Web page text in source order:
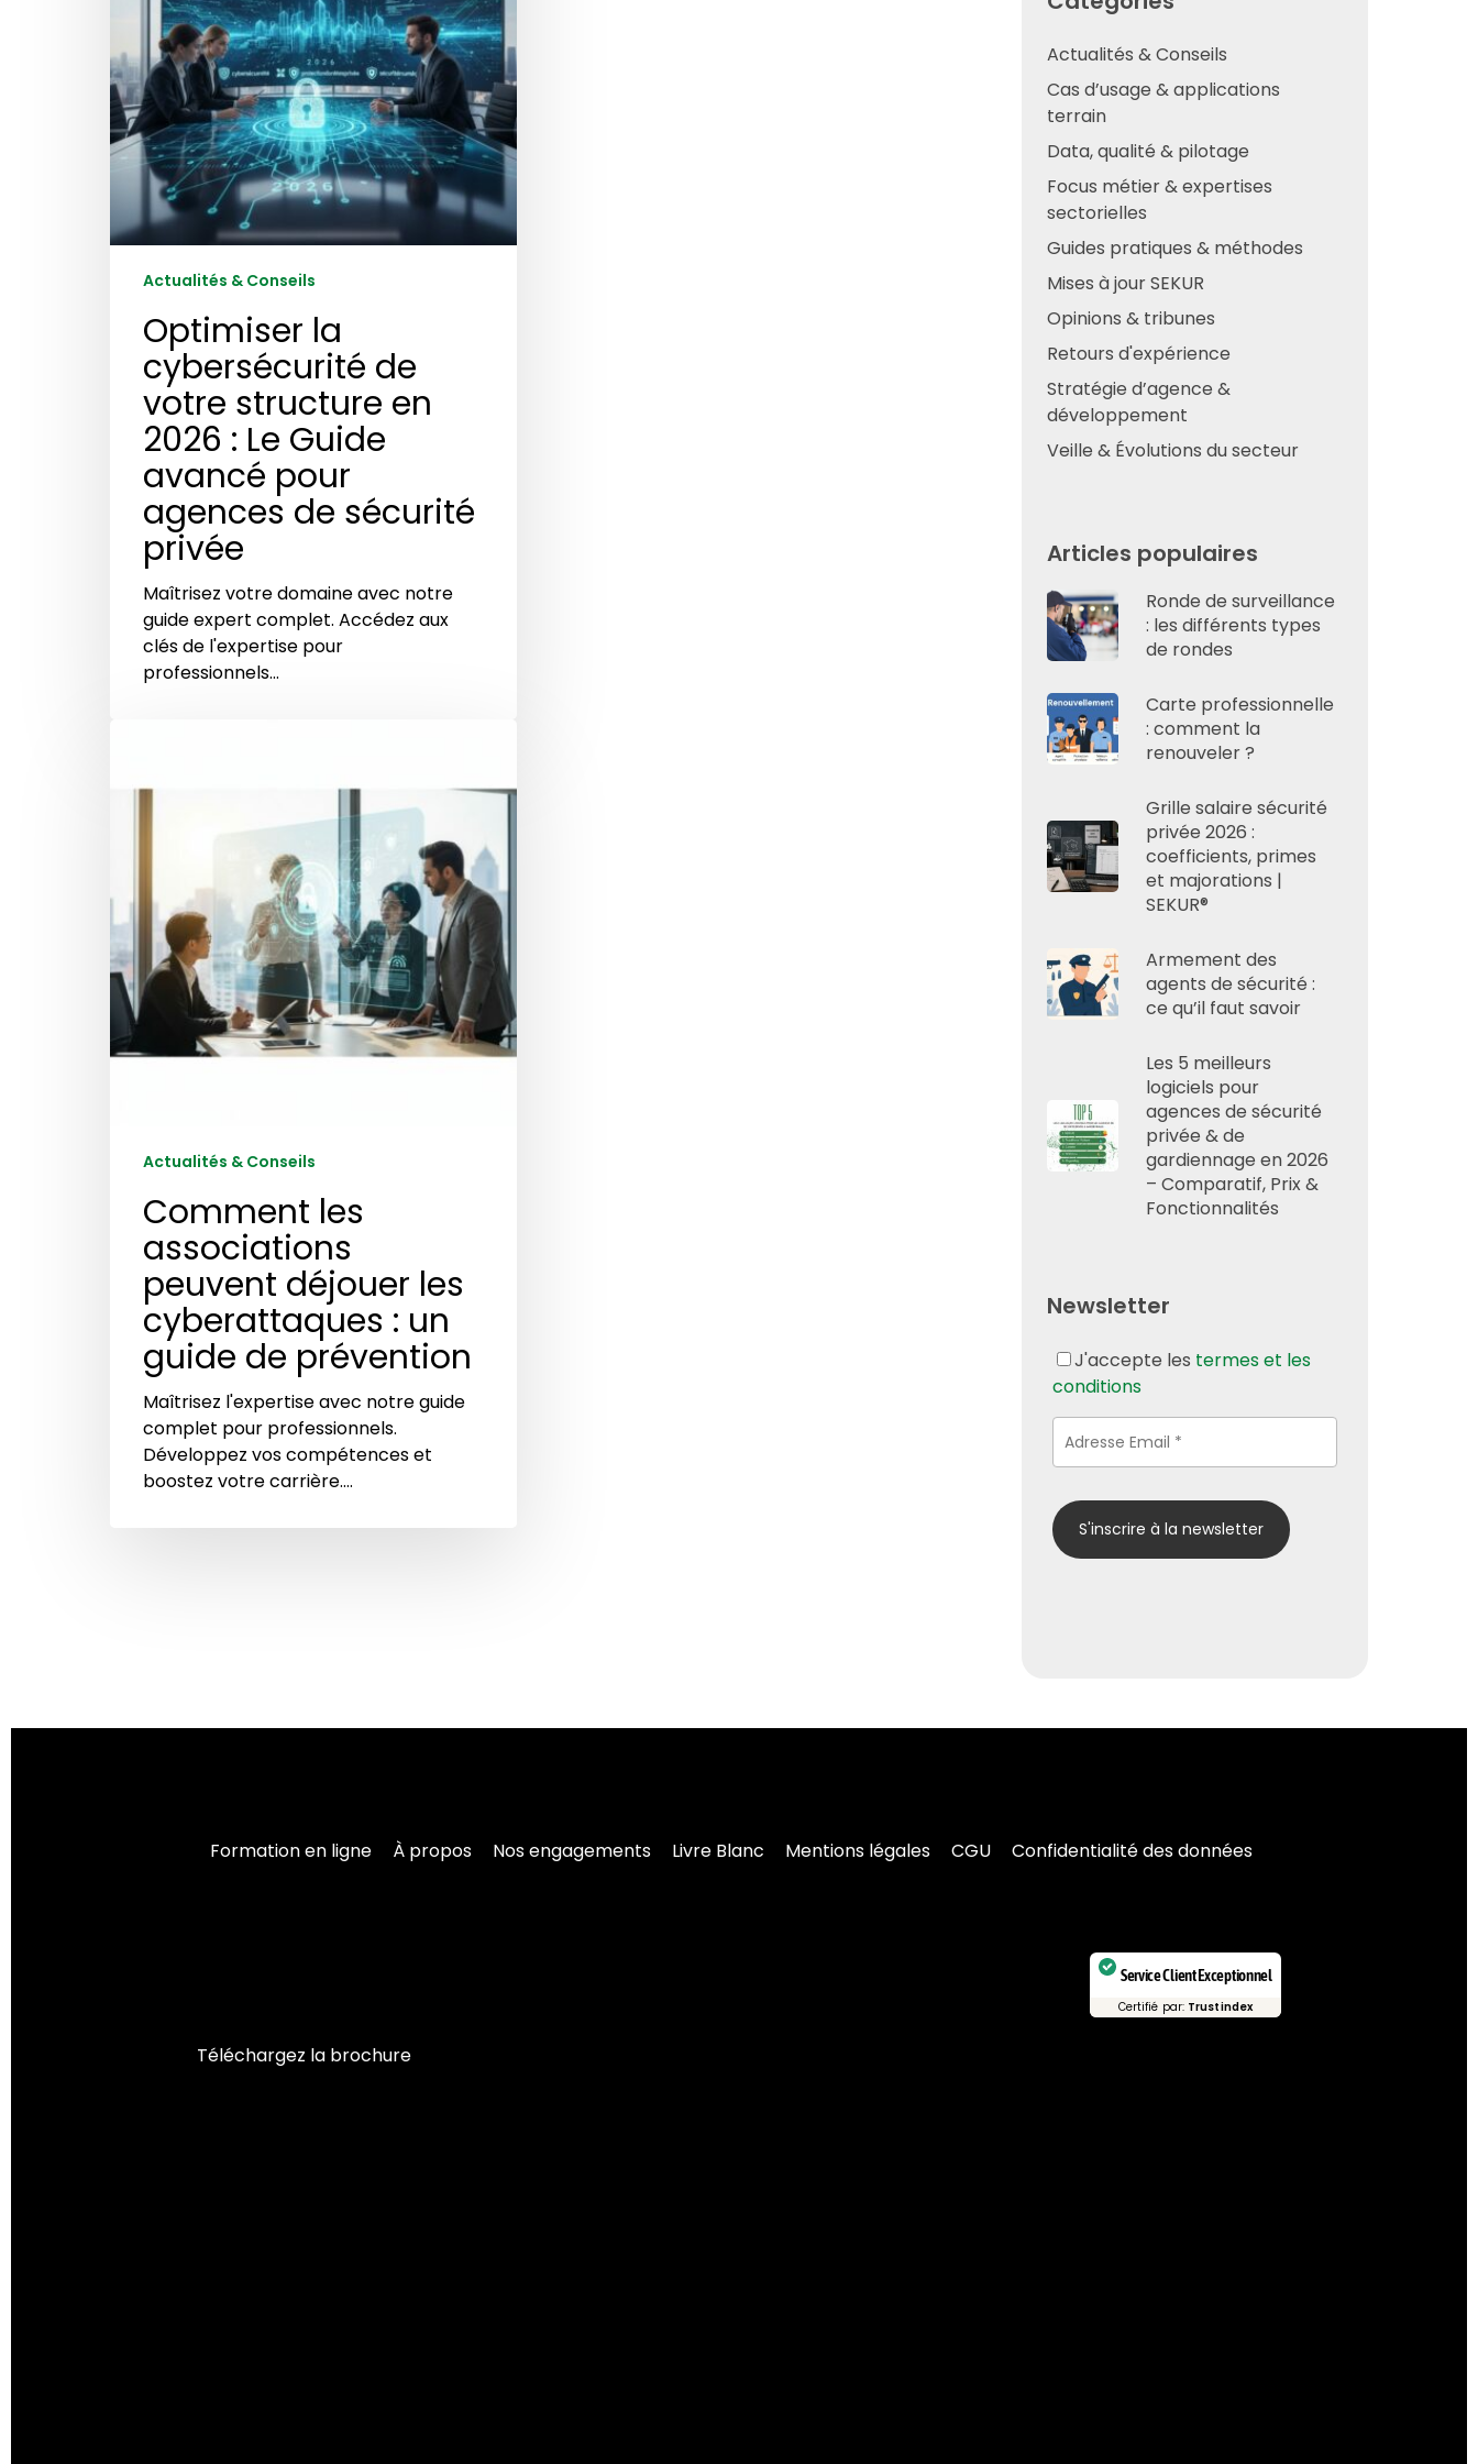
:
Le
Guide
avancé
pour
agences
de
sécurité
privéeActualités & Conseils
Optimiser la
cybersécurité de
votre structure en
2026 : Le Guide
avancé pour
agences de sécurité
privée
Maîtrisez votre domaine avec notre
guide expert complet. Accédez aux
clés de l'expertise pour
professionnels…
associations
cyberattaques
guide
de
prévention
Actualités & Conseils
Comment les
associations
peuvent déjouer les
cyberattaques : un
guide de prévention
Maîtrisez l'expertise avec notre guide
complet pour professionnels.
Développez vos compétences et
boostez votre carrière.…
Actualités & Conseils
Cas d’usage & applications
terrain
Data, qualité & pilotage
Focus métier & expertises
sectorielles
Guides pratiques & méthodes
Mises à jour SEKUR
Opinions & tribunes
Retours d'expérience
Stratégie d’agence &
développement
Veille & Évolutions du secteur
Articles populaires
Ronde de surveillance
: les différents types
de rondes
Carte professionnelle
: comment la
renouveler ?
Grille salaire sécurité
privée 2026 :
coefficients, primes
et majorations |
SEKUR®
Armement des
agents de sécurité :
ce qu’il faut savoir
Les 5 meilleurs
logiciels pour
agences de sécurité
privée & de
gardiennage en 2026
– Comparatif, Prix &
Fonctionnalités
Newsletter
J'accepte les termes et les
conditions
Formation en ligne À propos Nos engagements Livre Blanc Mentions légales CGU Confidentialité des données
Téléchargez la brochure
Service Client Exceptionnel
Certifié par: Trustindex